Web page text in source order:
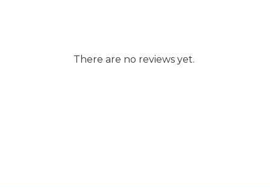
There are no reviews yet.